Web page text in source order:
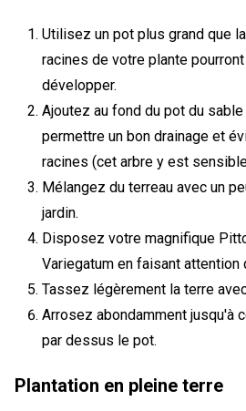
Utilisez un pot plus grand que
racines de votre plante
développer.
Ajoutez au fond du pot du
permettre un bon drainage et
racines (cet arbre y est
Mélangez du terreau avec un
jardin.
Disposez votre magnifique
Variegatum en faisant attention
Tassez légèrement la terre
Arrosez abondamment jusqu'à
par dessus le pot.
Plantation en pleine terre